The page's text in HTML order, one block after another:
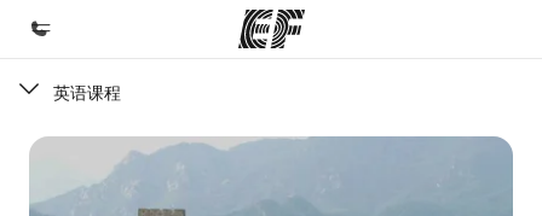
欢迎来到英孚教育
课程
英语课程